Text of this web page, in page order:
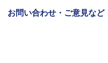
お問い合わせ・ご意見など